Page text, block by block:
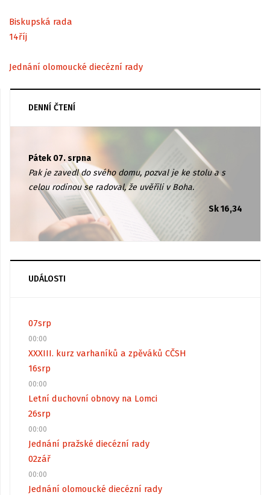
Biskupská rada
14říj
Jednání olomoucké diecézní rady
DENNÍ ČTENÍ
Pátek 07. srpna
Pak je zavedl do svého domu, pozval je ke stolu a s
celou rodinou se radoval, že uvěřili v Boha.
Sk 16,34
UDÁLOSTI
07srp
00:00
XXXIII. kurz varhaníků a zpěváků CČSH
16srp
00:00
Letní duchovní obnovy na Lomci
26srp
00:00
Jednání pražské diecézní rady
02zář
00:00
Jednání olomoucké diecézní rady